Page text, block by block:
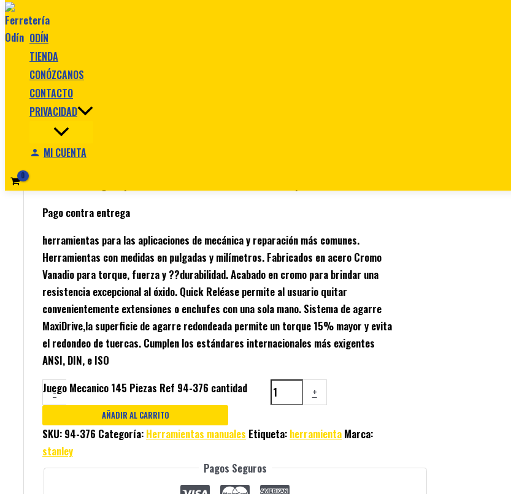
Ir al contenido
ODÍN
TIENDA
CONÓZCANOS
CONTACTO
PRIVACIDAD
MI CUENTA
Inicio/
Herramientas manuales
Juego Mecanico 145 Piezas Ref 94-376
Pago contra entrega
herramientas para las aplicaciones de mecánica y reparación más comunes.
Herramientas con medidas en pulgadas y milímetros. Fabricados en acero Cromo
Vanadio para torque, fuerza y ??durabilidad. Acabado en cromo para brindar una
resistencia excepcional al óxido. Quick Reléase permite al usuario quitar
convenientemente extensiones o enchufes con una sola mano. Sistema de agarre
MaxiDrive,la superficie de agarre redondeada permite un torque 15% mayor y evita
el redondeo de tuercas. Cumplen los estándares internacionales más exigentes
ANSI, DIN, e ISO
-
Juego Mecanico 145 Piezas Ref 94-376 cantidad +
AÑADIR AL CARRITO
SKU: 94-376 Categoría: Herramientas manuales Etiqueta: herramienta Marca:
stanley
Pagos Seguros